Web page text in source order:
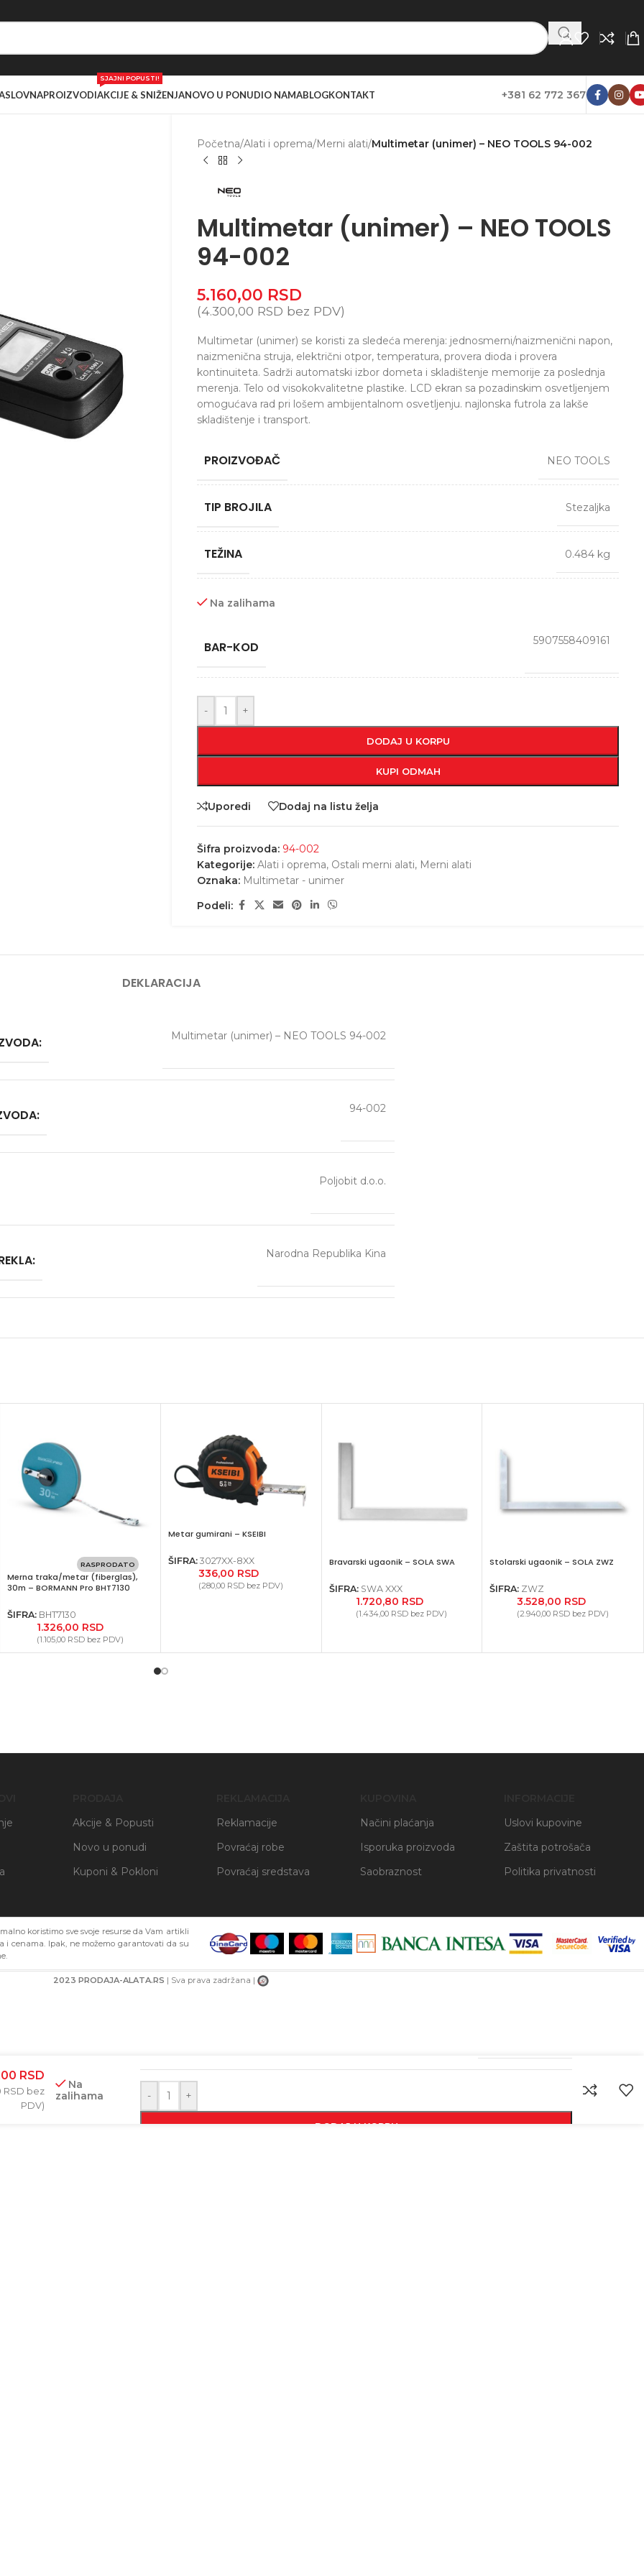
PROIZVODIAKCIJE & SNIŽENJA
SJAJNI POPUSTI!
NOVO U PONUDIO NAMABLOGKONTAKT +381 62 772 367
Početna/Alati i oprema/Merni alati/Multimetar (unimer) – NEO TOOLS 94-002
Multimetar (unimer) – NEO TOOLS
94-002
5.160,00 RSD
(4.300,00 RSD bez PDV)
Multimetar (unimer) se koristi za sledeća merenja: jednosmerni/naizmenični napon,
naizmenična struja, električni otpor, temperatura, provera dioda i provera
kontinuiteta. Sadrži automatski izbor dometa i skladištenje memorije za poslednja
merenja. Telo od visokokvalitetne plastike. LCD ekran sa pozadinskim osvetljenjem
omogućava rad pri lošem ambijentalnom osvetljenju. najlonska futrola za lakše
skladištenje i transport.
PROIZVOĐAČ NEO TOOLS
TIP BROJILA Stezaljka
TEŽINA 0.484 kg
Na zalihama
BAR-KOD 5907558409161
- +
DODAJ U KORPU
KUPI ODMAH
Uporedi Dodaj na listu želja
Šifra proizvoda: 94-002
Kategorije: Alati i oprema, Ostali merni alati, Merni alati
Oznaka: Multimetar - unimer
Podeli:
DEKLARACIJA
Multimetar (unimer) – NEO TOOLS 94-002
94-002
Poljobit d.o.o.
Narodna Republika Kina
RASPRODATO
Merna traka/metar (fiberglas),
30m – BORMANN Pro BHT7130
ŠIFRA: BHT7130
1.326,00 RSD
(1.105,00 RSD bez PDV)
Metar gumirani – KSEIBI
ŠIFRA: 3027XX-8XX
336,00 RSD
(280,00 RSD bez PDV)
Bravarski ugaonik – SOLA SWA
ŠIFRA: SWA XXX
1.720,80 RSD
(1.434,00 RSD bez PDV)
Stolarski ugaonik – SOLA ZWZ
ŠIFRA: ZWZ
3.528,00 RSD
(2.940,00 RSDbez PDV)
Akcije & Popusti
Novo u ponudi
Kuponi & Pokloni
Reklamacije
Povraćaj robe
Povraćaj sredstava
Načini plaćanja
Isporuka proizvoda
Saobraznost
Uslovi kupovine
Zaštita potrošača
Politika privatnosti
koristimo sve svoje resurse da Vam artikli
cenama. Ipak, ne možemo garantovati da su
2023 PRODAJA-ALATA.RS | Sva prava zadržana |
RSD
RSD bez
PDV)
Na
zalihama
- +
DODAJ U KORPU